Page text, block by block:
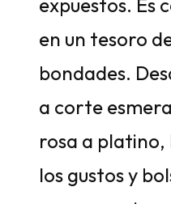
expuestos. Es
en un tesoro
bondades.
a corte
rosa a
los gustos y